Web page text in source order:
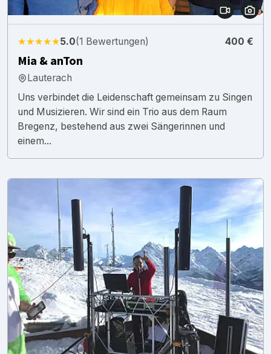
★★★★★5.0(1 Bewertungen) 400 €
Mia & anTon
Lauterach
Uns verbindet die Leidenschaft gemeinsam zu Singen
und Musizieren. Wir sind ein Trio aus dem Raum
Bregenz, bestehend aus zwei Sängerinnen und
einem...